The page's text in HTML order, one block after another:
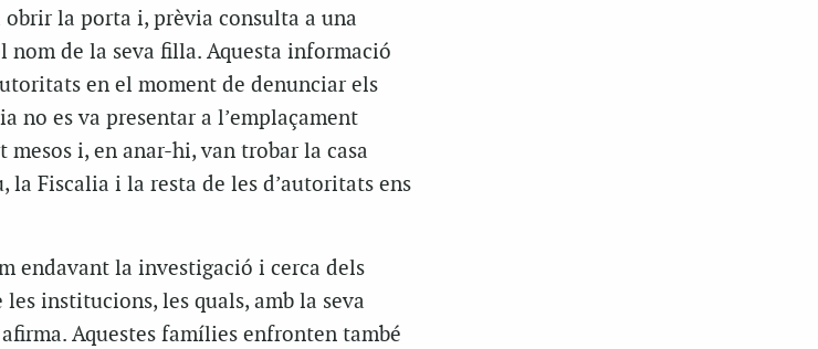
obrir la porta i, prèvia consulta a una
de la seva filla. Aquesta informació
en el moment de denunciar els
no es va presentar a l’emplaçament
i, en anar-hi, van trobar la casa
la Fiscalia i la resta de les d’autoritats ens
endavant la investigació i cerca dels
institucions, les quals, amb la seva
Aquestes famílies enfronten també